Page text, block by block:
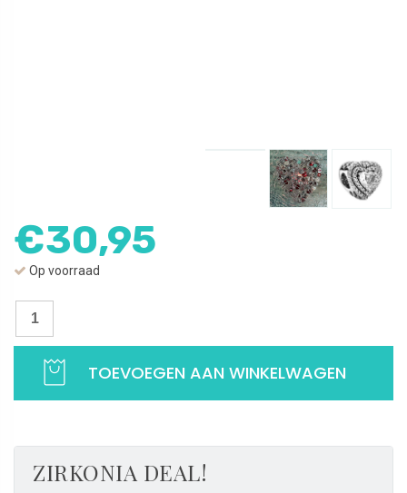
€30,95
Op voorraad
Bedel
groot
925
TOEVOEGEN AAN WINKELWAGEN
ZIRKONIA DEAL!